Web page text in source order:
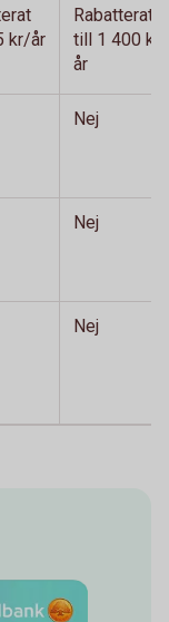
kr/år
Rabatterat
till 1 400 kr/
år
Nej
Nej
Nej